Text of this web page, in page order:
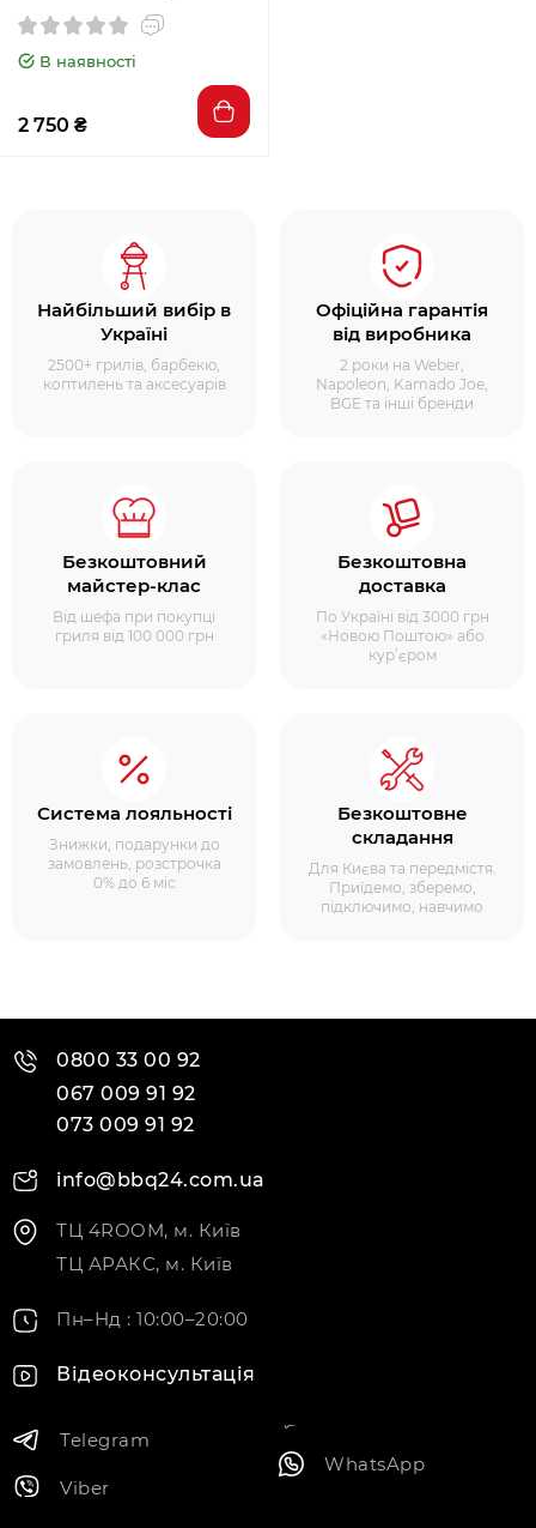
В наявності
2 750 ₴
Найбільший вибір в
Україні
2500+ грилів, барбекю,
коптилень та аксесуарів
Офіційна гарантія
від виробника
2 роки на Weber,
Napoleon, Kamado Joe,
BGE та інші бренди
Безкоштовний
майстер-клас
Від шефа при покупці
гриля від 100 000 грн
Безкоштовна
доставка
По Україні від 3000 грн
«Новою Поштою» або
кур’єром
Система лояльності
Знижки, подарунки до
замовлень, розстрочка
0% до 6 міс
Безкоштовне
складання
Для Києва та передмістя.
Приїдемо, зберемо,
підключимо, навчимо
0800 33 00 92
067 009 91 92
073 009 91 92
info@bbq24.com.ua
ТЦ 4ROOM, м. Київ
ТЦ АРАКС, м. Київ
Пн–Нд : 10:00–20:00
Відеоконсультація
Telegram
Viber
WhatsApp